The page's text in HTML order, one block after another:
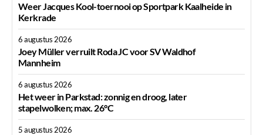
Weer Jacques Kool-toernooi op Sportpark Kaalheide in
Kerkrade
6 augustus 2026
Joey Müller verruilt Roda JC voor SV Waldhof
Mannheim
6 augustus 2026
Het weer in Parkstad: zonnig en droog, later
stapelwolken; max. 26°C
5 augustus 2026